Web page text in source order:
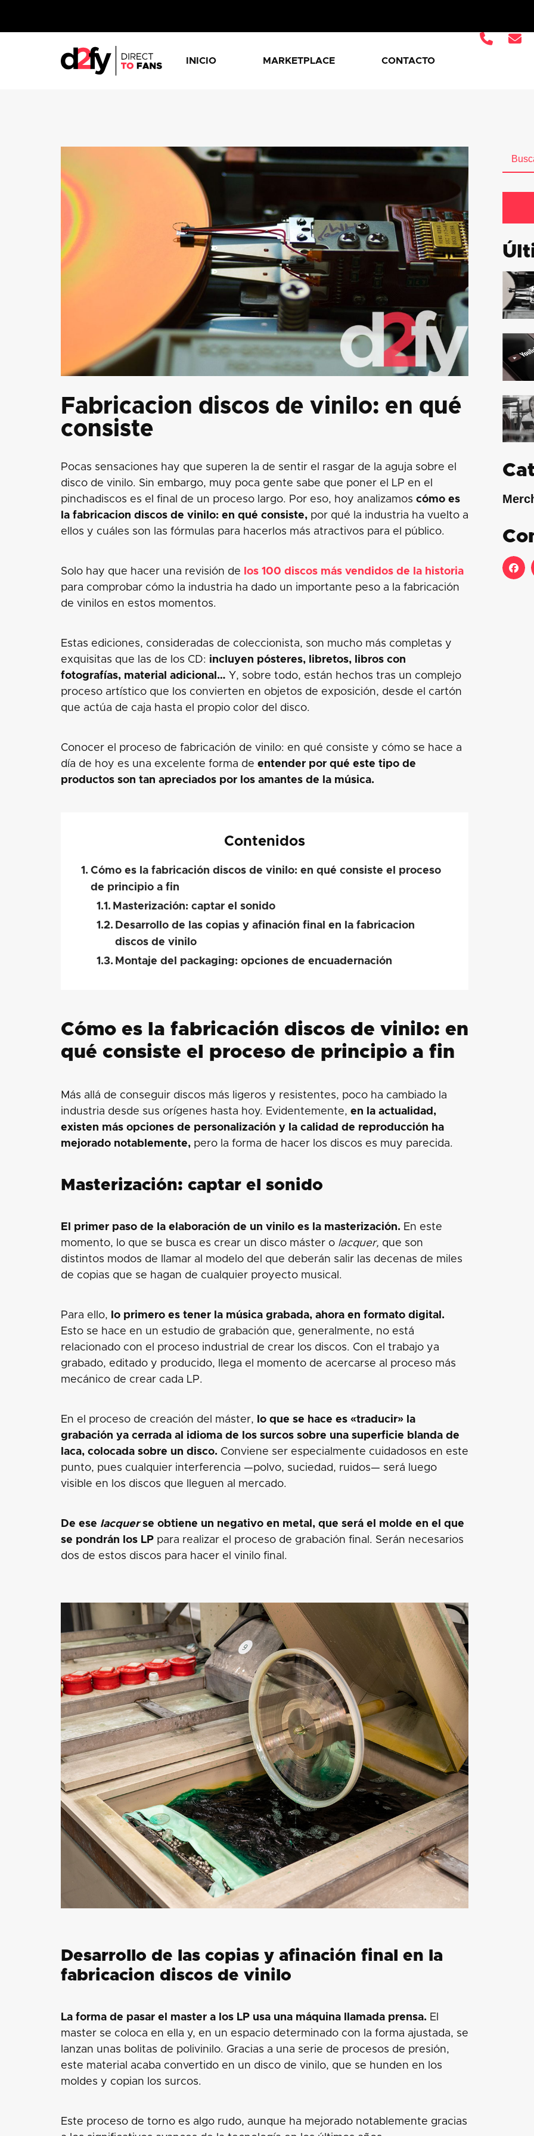
INICIO MARKETPLACE CONTACTO
Fabricacion discos de vinilo: en qué
consiste
Pocas sensaciones hay que superen la de sentir el rasgar de la aguja sobre el
disco de vinilo. Sin embargo, muy poca gente sabe que poner el LP en el
pinchadiscos es el final de un proceso largo. Por eso, hoy analizamos cómo es
la fabricacion discos de vinilo: en qué consiste, por qué la industria ha vuelto a
ellos y cuáles son las fórmulas para hacerlos más atractivos para el público.
Solo hay que hacer una revisión de
los 100 discos más vendidos de la historia
para comprobar cómo la industria ha dado un importante peso a la fabricación
de vinilos en estos momentos.
Estas ediciones, consideradas de coleccionista, son mucho más completas y
exquisitas que las de los CD: incluyen pósteres, libretos, libros con
fotografías, material adicional… Y, sobre todo, están hechos tras un complejo
proceso artístico que los convierten en objetos de exposición, desde el cartón
que actúa de caja hasta el propio color del disco.
Conocer el proceso de fabricación de vinilo: en qué consiste y cómo se hace a
día de hoy es una excelente forma de entender por qué este tipo de
productos son tan apreciados por los amantes de la música.
Contenidos
Cómo es la fabricación discos de vinilo: en qué consiste el proceso
de principio a fin
Masterización: captar el sonido
Desarrollo de las copias y afinación final en la fabricacion
discos de vinilo
Montaje del packaging: opciones de encuadernación
Cómo es la fabricación discos de vinilo: en
qué consiste el proceso de principio a fin
Más allá de conseguir discos más ligeros y resistentes, poco ha cambiado la
industria desde sus orígenes hasta hoy. Evidentemente, en la actualidad,
existen más opciones de personalización y la calidad de reproducción ha
mejorado notablemente, pero la forma de hacer los discos es muy parecida.
Masterización: captar el sonido
El primer paso de la elaboración de un vinilo es la masterización. En este
momento, lo que se busca es crear un disco máster o lacquer, que son
distintos modos de llamar al modelo del que deberán salir las decenas de miles
de copias que se hagan de cualquier proyecto musical.
Para ello, lo primero es tener la música grabada, ahora en formato digital.
Esto se hace en un estudio de grabación que, generalmente, no está
relacionado con el proceso industrial de crear los discos. Con el trabajo ya
grabado, editado y producido, llega el momento de acercarse al proceso más
mecánico de crear cada LP.
En el proceso de creación del máster, lo que se hace es «traducir» la
grabación ya cerrada al idioma de los surcos sobre una superficie blanda de
laca, colocada sobre un disco. Conviene ser especialmente cuidadosos en este
punto, pues cualquier interferencia —polvo, suciedad, ruidos— será luego
visible en los discos que lleguen al mercado.
De ese lacquerse obtiene un negativo en metal, que será el molde en el que
se pondrán los LP para realizar el proceso de grabación final. Serán necesarios
dos de estos discos para hacer el vinilo final.
Desarrollo de las copias y afinación final en la
fabricacion discos de vinilo
La forma de pasar el master a los LP usa una máquina llamada prensa. El
master se coloca en ella y, en un espacio determinado con la forma ajustada, se
lanzan unas bolitas de polivinilo. Gracias a una serie de procesos de presión,
este material acaba convertido en un disco de vinilo, que se hunden en los
moldes y copian los surcos.
Este proceso de torno es algo rudo, aunque ha mejorado notablemente gracias